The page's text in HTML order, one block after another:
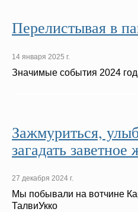
Перелистывая в
14 января 2025 г.
Значимые события 2024
Зажмуриться,
загадать заветное
27 декабря 2024 г.
Мы побывали на вотчине
ТалвиУкко